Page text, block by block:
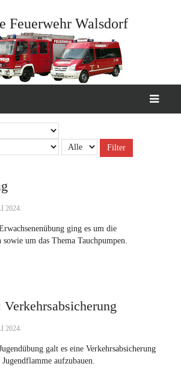
Feuerwehr Walsdorf
Filter
2024.
ging es um die
um das Thema Tauchpumpen.
Verkehrsabsicherung
2024.
galt es eine Verkehrsabsicherung
aufzubauen.